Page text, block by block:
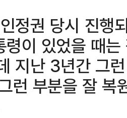
정권 당시 진행
이 있었을 때
지난 3년간 그
런 부분을 잘 복